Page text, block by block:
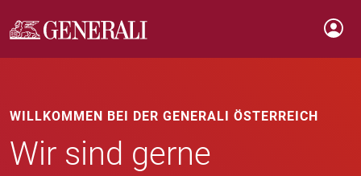
WILLKOMMEN BEI DER GENERALI ÖSTERREICH
Wir sind gerne